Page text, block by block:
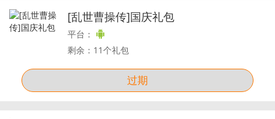
[乱世曹操传]国庆礼包
平台：
剩余：11个礼包
过期